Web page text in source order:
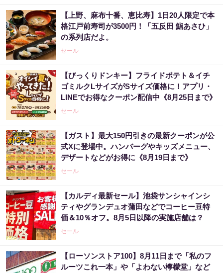
【上野、麻布十番、恵比寿】1日20人限定で本
格江戸前寿司が3500円！「五反田 鮨あさひ」
の系列店だよ。
セール
【びっくりドンキー】フライドポテト＆イチ
ゴミルクLサイズがSサイズ価格に！アプリ・
LINEでお得なクーポン配信中《8月25日まで》
セール
【ガスト】最大150円引きの最新クーポンが公
式Xに登場中。ハンバーグやキッズメニュー、
デザートなどがお得に《8月19日まで》
セール
【カルディ最新セール】池袋サンシャインシ
ティやグランデュオ蒲田などでコーヒー豆特
価＆10％オフ。8月5日以降の実施店舗は？
セール
【ローソンストア100】8月11日まで「私のフ
ルーツこれ一本」や「よわない檸檬堂」など